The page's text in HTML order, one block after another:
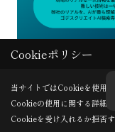
Copyright (c)
Produced byゴデスクリ
Cookieポリシー
当サイトではCookieを使用
Cookieの使用に関する詳細
Cookieを受け入れるか拒否